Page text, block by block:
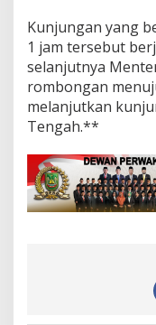
Kunjungan yang
1 jam tersebut
selanjutnya
rombongan
melanjutkan
Tengah.**